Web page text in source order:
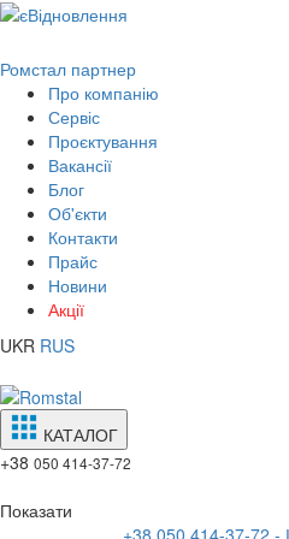
Ромстал партнер
Про компанію
Сервіс
Проєктування
Вакансії
Блог
Об'єкти
Контакти
Прайс
Новини
Акції
UKR RUS
КАТАЛОГ
+38 050 414-37-72
Показати
+38 050 414-37-72 -